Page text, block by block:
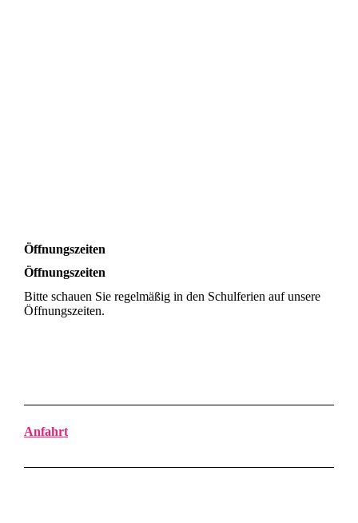
Öffnungszeiten
Öffnungszeiten
Bitte schauen Sie regelmäßig in den Schulferien auf unsere
Öffnungszeiten.
Anfahrt